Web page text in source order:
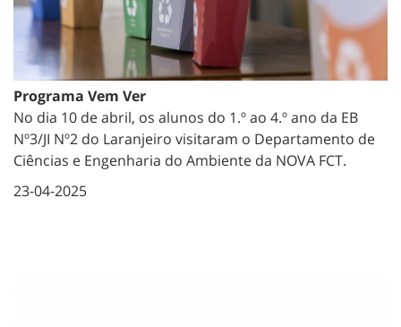
Programa Vem Ver
No dia 10 de abril, os alunos do 1.º ao 4.º ano da EB
Nº3/JI Nº2 do Laranjeiro visitaram o Departamento de
Ciências e Engenharia do Ambiente da NOVA FCT.
23-04-2025